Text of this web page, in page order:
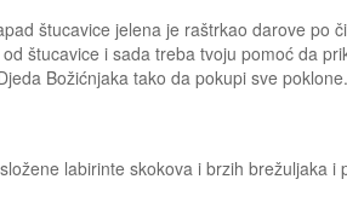
štucavice jelena je raštrkao darove po
štucavice i sada treba tvoju pomoć da
Božićnjaka tako da pokupi sve poklone.
labirinte skokova i brzih brežuljaka